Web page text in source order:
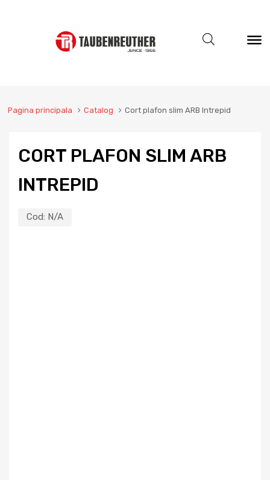
Pagina principala Catalog Cort plafon slim ARB Intrepid
CORT PLAFON SLIM ARB
INTREPID
Cod: N/A